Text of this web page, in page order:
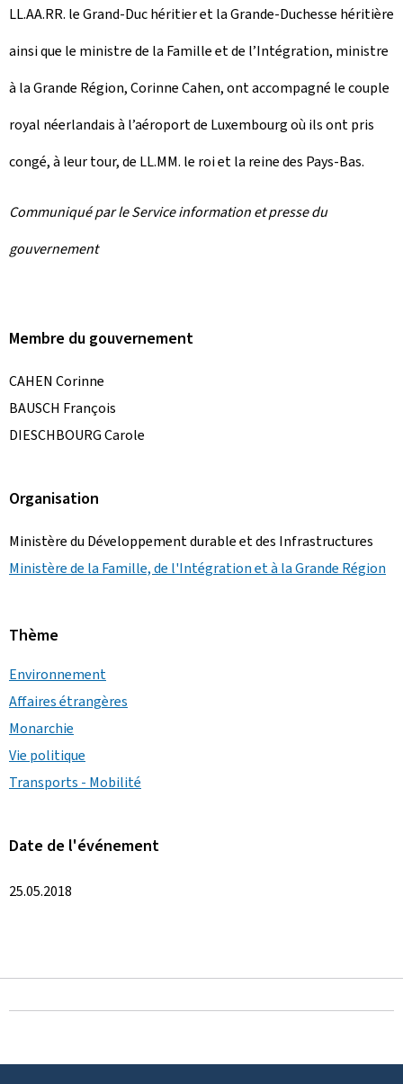
LL.AA.RR. le Grand-Duc héritier et la Grande-Duchesse héritière
ainsi que le ministre de la Famille et de l’Intégration, ministre
à la Grande Région, Corinne Cahen, ont accompagné le couple
royal néerlandais à l’aéroport de Luxembourg où ils ont pris
congé, à leur tour, de LL.MM. le roi et la reine des Pays-Bas.
Communiqué par le Service information et presse du
gouvernement
Membre du gouvernement
CAHEN Corinne
BAUSCH François
DIESCHBOURG Carole
Organisation
Ministère du Développement durable et des Infrastructures
Ministère de la Famille, de l'Intégration et à la Grande Région
Thème
Environnement
Affaires étrangères
Monarchie
Vie politique
Transports - Mobilité
Date de l'événement
25.05.2018